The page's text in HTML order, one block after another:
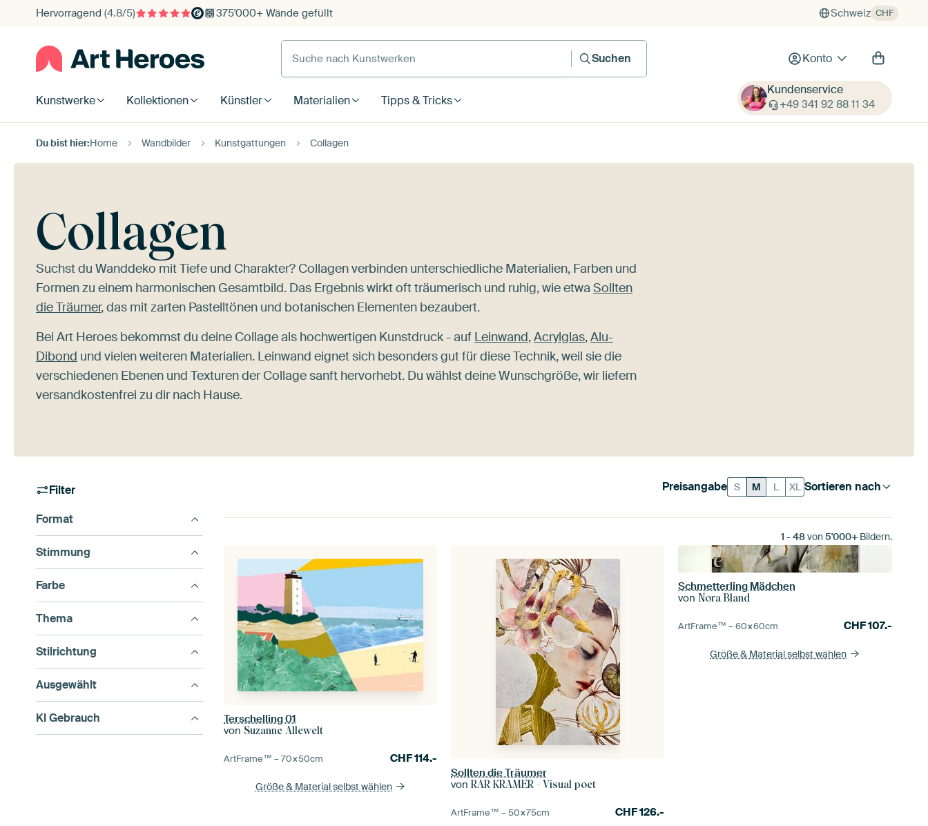
Hervorragend (4.8/5) 375'000+ Wände gefüllt Schweiz CHF
Suche nach Kunstwerken
Suchen
Konto
Kunstwerke Kollektionen Künstler Materialien Tipps & Tricks
Kundenservice
+49 341 92 88 11 34
Du bist hier:Home Wandbilder Kunstgattungen Collagen
Collagen
Suchst du Wanddeko mit Tiefe und Charakter? Collagen verbinden unterschiedliche Materialien, Farben und
Formen zu einem harmonischen Gesamtbild. Das Ergebnis wirkt oft träumerisch und ruhig, wie etwa Sollten
die Träumer, das mit zarten Pastelltönen und botanischen Elementen bezaubert.
Bei Art Heroes bekommst du deine Collage als hochwertigen Kunstdruck - auf Leinwand,Acrylglas,Alu-
Dibond und vielen weiteren Materialien. Leinwand eignet sich besonders gut für diese Technik, weil sie die
verschiedenen Ebenen und Texturen der Collage sanft hervorhebt. Du wählst deine Wunschgröße, wir liefern
versandkostenfrei zu dir nach Hause.
Filter
Format
Stimmung
Farbe
Thema
Stilrichtung
Ausgewählt
KI Gebrauch
Sortieren nach
Preisangabe S M L XL
1 - 48von5'000+Bildern.
Terschelling 01
von Suzanne Allewelt
ArtFrame™ –70×50cm CHF114.-
Größe & Material selbst wählen
Sollten die Träumer
vonRAR KRAMER - Visual poet
ArtFrame™ –50×75cm CHF126.-
Schmetterling Mädchen
von Nora Bland
ArtFrame™ –60×60cm CHF107.-
Größe & Material selbst wählen